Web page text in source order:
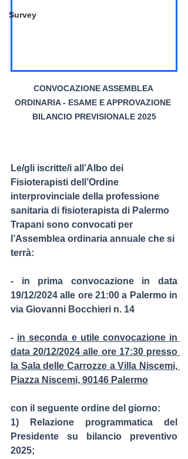
Survey
CONVOCAZIONE ASSEMBLEA
ORDINARIA - ESAME E APPROVAZIONE
BILANCIO PREVISIONALE 2025
Le/gli iscritte/i all’Albo dei
Fisioterapisti dell’Ordine
interprovinciale della professione
sanitaria di fisioterapista di Palermo
Trapani sono convocati per
l’Assemblea ordinaria annuale che si
terrà:
- in prima convocazione in data
19/12/2024 alle ore 21:00 a Palermo in
via Giovanni Bocchieri n. 14
- in seconda e utile convocazione in
data 20/12/2024 alle ore 17:30 presso
la Sala delle Carrozze a Villa Niscemi,
Piazza Niscemi, 90146 Palermo
con il seguente ordine del giorno:
1) Relazione programmatica del
Presidente su bilancio preventivo
2025;